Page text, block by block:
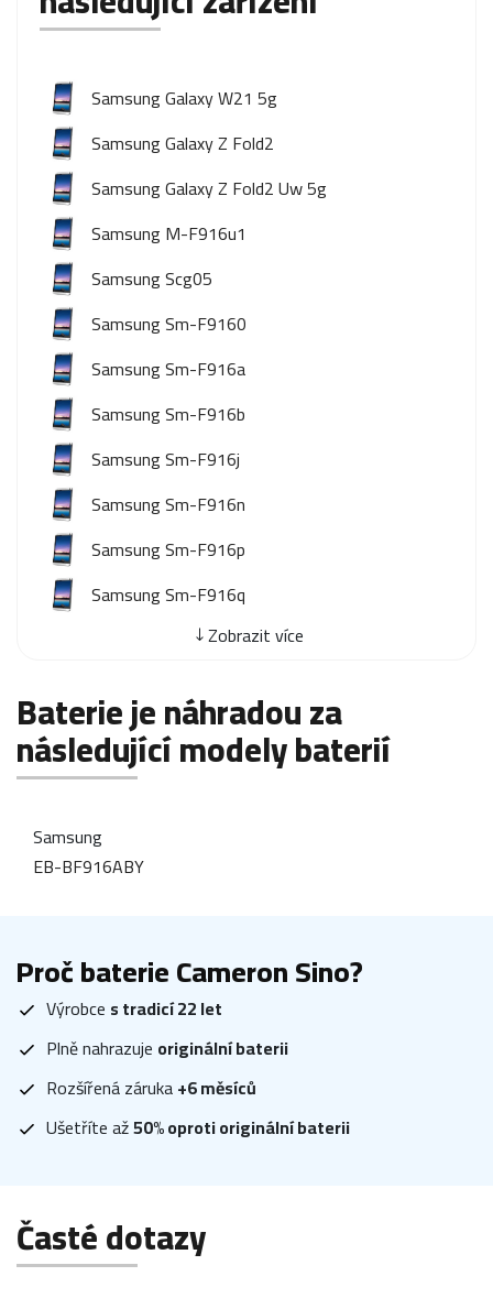
Samsung Galaxy W21 5g
Samsung Galaxy Z Fold2
Samsung Galaxy Z Fold2 Uw 5g
Samsung M-F916u1
Samsung Scg05
Samsung Sm-F9160
Samsung Sm-F916a
Samsung Sm-F916b
Samsung Sm-F916j
Samsung Sm-F916n
Samsung Sm-F916p
Samsung Sm-F916q
Zobrazit více
Baterie je náhradou za
následující modely baterií
Samsung
EB-BF916ABY
Proč baterie Cameron Sino?
Výrobce s tradicí 22 let
Plně nahrazuje originální baterii
Rozšířená záruka+6 měsíců
Ušetříte až50% oproti originální baterii
Časté dotazy